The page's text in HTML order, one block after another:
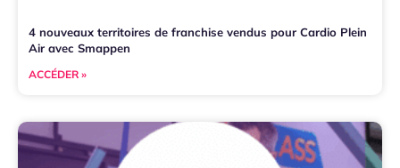
4 nouveaux territoires de franchise vendus pour Cardio Plein
Air avec Smappen
ACCÉDER »